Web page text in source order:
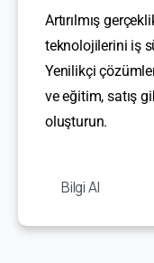
Artırılmış
teknolojilerini iş
Yenilikçi
ve eğitim, satış
oluşturun.
Bilgi Al